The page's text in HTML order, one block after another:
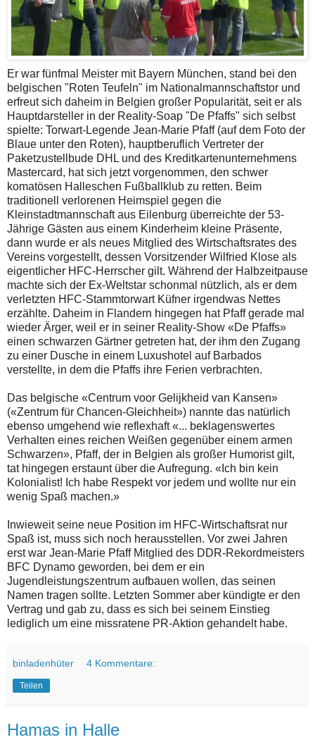
Er war fünfmal Meister mit Bayern München, stand bei den
belgischen "Roten Teufeln" im Nationalmannschaftstor und
erfreut sich daheim in Belgien großer Popularität, seit er als
Hauptdarsteller in der Reality-Soap "De Pfaffs" sich selbst
spielte: Torwart-Legende Jean-Marie Pfaff (auf dem Foto der
Blaue unter den Roten), hauptberuflich Vertreter der
Paketzustellbude DHL und des Kreditkartenunternehmens
Mastercard, hat sich jetzt vorgenommen, den schwer
komatösen Halleschen Fußballklub zu retten. Beim
traditionell verlorenen Heimspiel gegen die
Kleinstadtmannschaft aus Eilenburg überreichte der 53-
Jährige Gästen aus einem Kinderheim kleine Präsente,
dann wurde er als neues Mitglied des Wirtschaftsrates des
Vereins vorgestellt, dessen Vorsitzender Wilfried Klose als
eigentlicher HFC-Herrscher gilt. Während der Halbzeitpause
machte sich der Ex-Weltstar schonmal nützlich, als er dem
verletzten HFC-Stammtorwart Küfner irgendwas Nettes
erzählte. Daheim in Flandern hingegen hat Pfaff gerade mal
wieder Ärger, weil er in seiner Reality-Show «De Pfaffs»
einen schwarzen Gärtner getreten hat, der ihm den Zugang
zu einer Dusche in einem Luxushotel auf Barbados
verstellte, in dem die Pfaffs ihre Ferien verbrachten.
Das belgische «Centrum voor Gelijkheid van Kansen»
(«Zentrum für Chancen-Gleichheit») nannte das natürlich
ebenso umgehend wie reflexhaft «... beklagenswertes
Verhalten eines reichen Weißen gegenüber einem armen
Schwarzen», Pfaff, der in Belgien als großer Humorist gilt,
tat hingegen erstaunt über die Aufregung. «Ich bin kein
Kolonialist! Ich habe Respekt vor jedem und wollte nur ein
wenig Spaß machen.»
Inwieweit seine neue Position im HFC-Wirtschaftsrat nur
Spaß ist, muss sich noch herausstellen. Vor zwei Jahren
erst war Jean-Marie Pfaff Mitglied des DDR-Rekordmeisters
BFC Dynamo geworden, bei dem er ein
Jugendleistungszentrum aufbauen wollen, das seinen
Namen tragen sollte. Letzten Sommer aber kündigte er den
Vertrag und gab zu, dass es sich bei seinem Einstieg
lediglich um eine missratene PR-Aktion gehandelt habe.
binladenhüter 4 Kommentare:
Teilen
Hamas in Halle